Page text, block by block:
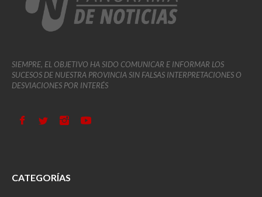
SIEMPRE, EL OBJETIVO HA SIDO COMUNICAR E INFORMAR LOS
SUCESOS DE NUESTRA PROVINCIA SIN FALSAS INTERPRETACIONES O
DESVIACIONES POR INTERÉS
CATEGORÍAS